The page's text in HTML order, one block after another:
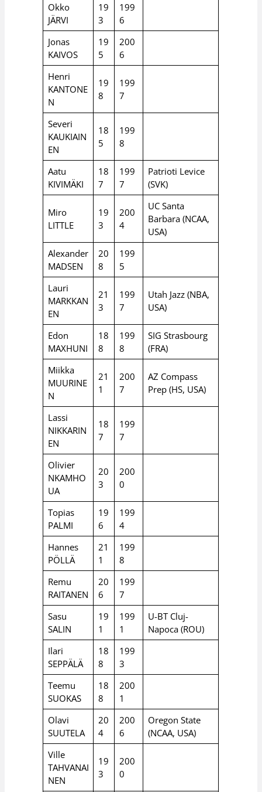
Okko
JÄRVI
19
3
199
6
Jonas
KAIVOS
19
5
200
6
Henri
KANTONE
N
19
8
199
7
Severi
KAUKIAIN
EN
18
5
199
8
Aatu
KIVIMÄKI
18
7
199
7
Patrioti Levice
(SVK)
Miro
LITTLE
19
3
200
4
UC Santa
Barbara (NCAA,
USA)
Alexander
MADSEN
20
8
199
5
Lauri
MARKKAN
EN
21
3
199
7
Utah Jazz (NBA,
USA)
Edon
MAXHUNI
18
8
199
8
SIG Strasbourg
(FRA)
Miikka
MUURINE
N
21
1
200
7
AZ Compass
Prep (HS, USA)
Lassi
NIKKARIN
EN
18
7
199
7
Olivier
NKAMHO
UA
20
3
200
0
Topias
PALMI
19
6
199
4
Hannes
PÖLLÄ
21
1
199
8
Remu
RAITANEN
20
6
199
7
Sasu
SALIN
19
1
199
1
U-BT Cluj-
Napoca (ROU)
Ilari
SEPPÄLÄ
18
8
199
3
Teemu
SUOKAS
18
8
200
1
Olavi
SUUTELA
20
4
200
6
Oregon State
(NCAA, USA)
Ville
TAHVANAI
NEN
19
3
200
0